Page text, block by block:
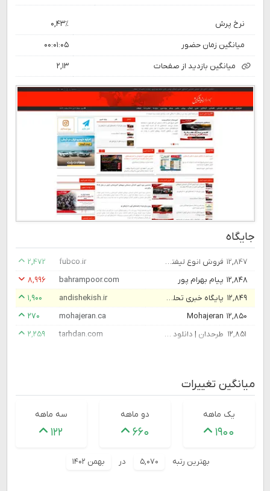
نرخ پرش ۰,۴۳٪
میانگین زمان حضور ۰۰:۰۱:۰۵
میانگین بازدید از صفحات ۲,۱۳
جایگاه
۱۲,۸۴۷ فروش انوع لیفتراک فابکو | خرید و فروش لیفترک برقی | لیفتراک دیزلی و دوگانه fubco.ir
۲,۴۷۲
۱۲,۸۴۸ پیام بهرام پور bahrampoor.com
۸,۹۹۶
۱۲,۸۴۹
پایگاه خبری تحلیلی اندیشه کیش andishekish.ir
۱,۹۰۰
۱۲,۸۵۰ Mohajeran
mohajeran.ca
۲۷۰
۱۲,۸۵۱
طرحدان | دانلود طرح لایه باز بنر tarhdan.com ۲,۲۵۹
میانگین تغییرات
یک ماهه
۱۹۰۰
دو ماهه
۶۶۰
سه ماهه
۱۲۲
بهترین رتبه ۵,۰۷۰ در بهمن ۱۴۰۲